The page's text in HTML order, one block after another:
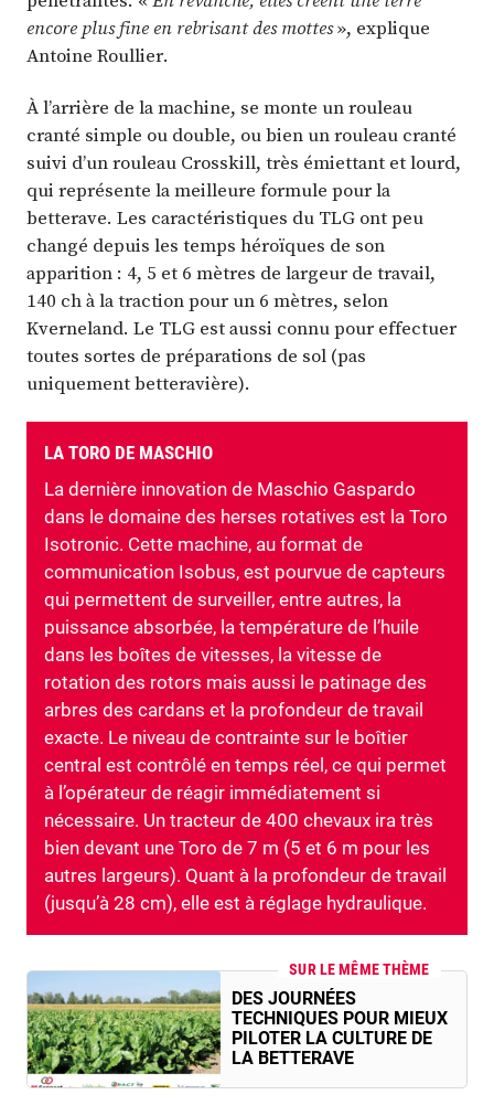
encore plus fine en rebrisant des mottes», explique
Antoine Roullier.
À l’arrière de la machine, se monte un rouleau
cranté simple ou double, ou bien un rouleau cranté
suivi d’un rouleau Crosskill, très émiettant et lourd,
qui représente la meilleure formule pour la
betterave. Les caractéristiques du TLG ont peu
changé depuis les temps héroïques de son
apparition : 4, 5 et 6 mètres de largeur de travail,
140 ch à la traction pour un 6 mètres, selon
Kverneland. Le TLG est aussi connu pour effectuer
toutes sortes de préparations de sol (pas
uniquement betteravière).
LA TORO DE MASCHIO
La dernière innovation de Maschio Gaspardo
dans le domaine des herses rotatives est la Toro
Isotronic. Cette machine, au format de
communication Isobus, est pourvue de capteurs
qui permettent de surveiller, entre autres, la
puissance absorbée, la température de l’huile
dans les boîtes de vitesses, la vitesse de
rotation des rotors mais aussi le patinage des
arbres des cardans et la profondeur de travail
exacte. Le niveau de contrainte sur le boîtier
central est contrôlé en temps réel, ce qui permet
à l’opérateur de réagir immédiatement si
nécessaire. Un tracteur de 400 chevaux ira très
bien devant une Toro de 7 m (5 et 6 m pour les
autres largeurs). Quant à la profondeur de travail
(jusqu’à 28 cm), elle est à réglage hydraulique.
SUR LE MÊME THÈME
DES JOURNÉES
TECHNIQUES POUR MIEUX
PILOTER LA CULTURE DE
LA BETTERAVE